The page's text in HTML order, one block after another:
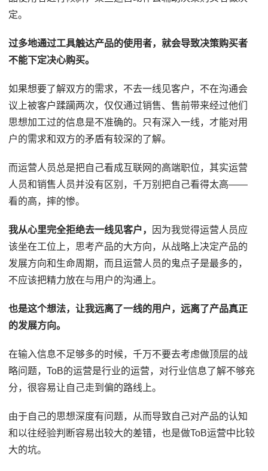
定。
过多地通过工具触达产品的使用者，就会导致决策购买者
不能下定决心购买。
如果想要了解双方的需求，不去一线见客户，不在沟通会
议上被客户蹂躏两次，仅仅通过销售、售前带来经过他们
思想加工过的信息是不准确的。只有深入一线，才能对用
户的需求和双方的矛盾有较深的了解。
而运营人员总是把自己看成互联网的高端职位，其实运营
人员和销售人员并没有区别，千万别把自己看得太高——
看的高，摔的惨。
我从心里完全拒绝去一线见客户，
因为我觉得运营人员应
该坐在工位上，思考产品的大方向，从战略上决定产品的
发展方向和生命周期，而且运营人员的鬼点子是最多的，
不应该把精力放在与用户的沟通上。
也是这个想法，让我远离了一线的用户，远离了产品真正
的发展方向。
在输入信息不足够多的时候，千万不要去考虑做顶层的战
略问题，ToB的运营是行业的运营，对行业信息了解不够充
分，很容易让自己走到偏的路线上。
由于自己的思想深度有问题，从而导致自己对产品的认知
和以往经验判断容易出较大的差错，也是做ToB运营中比较
大的坑。